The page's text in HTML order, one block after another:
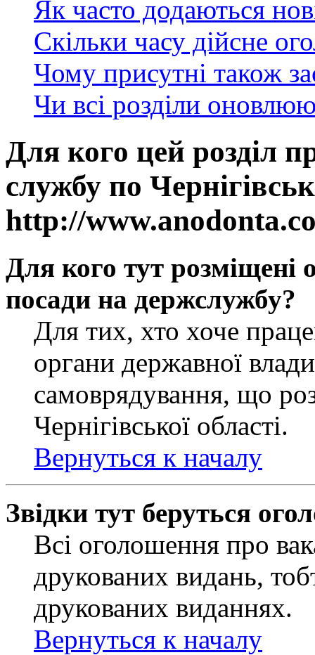
Як часто додаються
Скільки часу дійсне
Чому присутні також
Чи всі розділи
Для кого цей розділ
службу по
http://
Для кого тут розміщені
посади на держслужбу?
Для тих, хто хоче
органи державної
самоврядування, що
Чернігівської області.
Вернуться к началу
Звідки тут беруться
Всі оголошення про
друкованих видань,
друкованих виданнях.
Вернуться к началу